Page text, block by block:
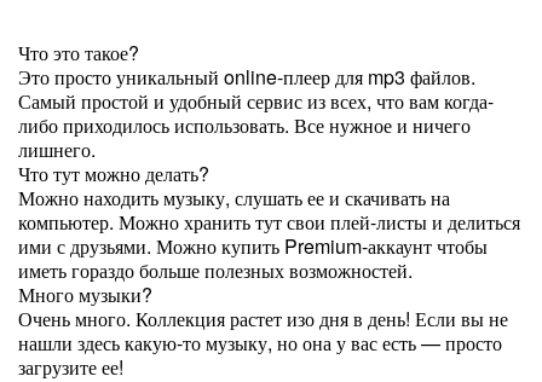
Что это такое?
Это просто уникальный online-плеер для mp3 файлов.
Самый простой и удобный сервис из всех, что вам когда-
либо приходилось использовать. Все нужное и ничего
лишнего.
Что тут можно делать?
Можно находить музыку, слушать ее и скачивать на
компьютер. Можно хранить тут свои плей-листы и делиться
ими с друзьями. Можно купить Premium-аккаунт чтобы
иметь гораздо больше полезных возможностей.
Много музыки?
Очень много. Коллекция растет изо дня в день! Если вы не
нашли здесь какую-то музыку, но она у вас есть — просто
загрузите ее!